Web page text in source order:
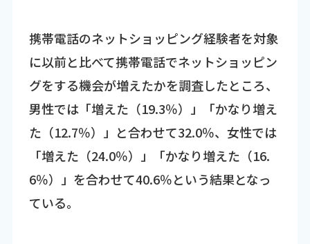
携帯電話のネットショッピング経験者を対象
に以前と比べて携帯電話でネットショッピン
グをする機会が増えたかを調査したところ、
男性では「増えた（19.3％）」「かなり増え
た（12.7％）」と合わせて32.0％、女性では
「増えた（24.0％）」「かなり増えた（16.
6％）」を合わせて40.6％という結果となっ
ている。